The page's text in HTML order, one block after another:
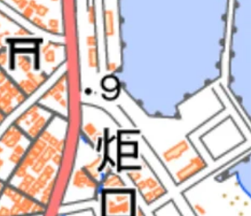
面石垣 （兵庫県教育委員
2013『兵庫県の台場・砲台』） 舞子台場平面
図 神戸市教
委員会 2006 『』舞子砲台跡第1～4次 発掘調査報告
舞子台
場
「神戸市立中央図書館蔵 『明治初期神戸付近写真帖』
和田岬砲台 和田岬砲台は勝安房の命により佐藤与之助が
計し、地元の嘉納次郞作が請け負って造られた。1863年